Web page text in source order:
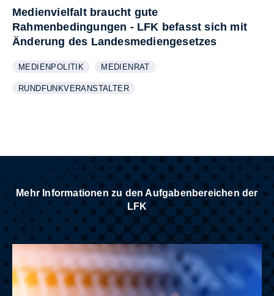
Medienvielfalt braucht gute
Rahmenbedingungen - LFK befasst sich mit
Änderung des Landesmediengesetzes
WEITERE INFORMATIONEN ZUM THEMA
MEDIENPOLITIK
ANZEIGEN WEITERE INFORMATIONEN ZUM THEMA
MEDIENRAT
ANZEIGEN
WEITERE INFORMATIONEN ZUM THEMA
RUNDFUNKVERANSTALTER
ANZEIGEN
Mehr Informationen zu den Aufgabenbereichen der
LFK